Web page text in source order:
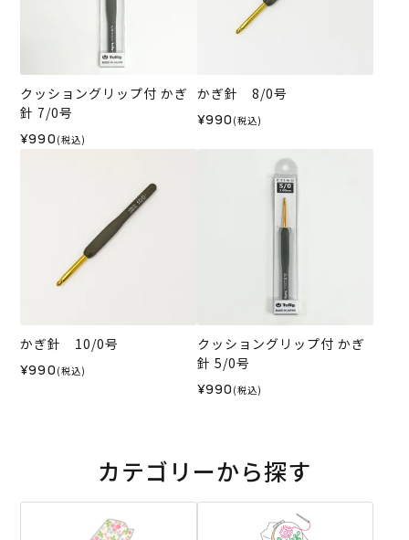
クッショングリップ付 かぎ
針 7/0号
¥990 (税込)
かぎ針 8/0号
¥990 (税込)
かぎ針 10/0号
¥990 (税込)
クッショングリップ付 かぎ
針 5/0号
¥990 (税込)
カテゴリーから探す